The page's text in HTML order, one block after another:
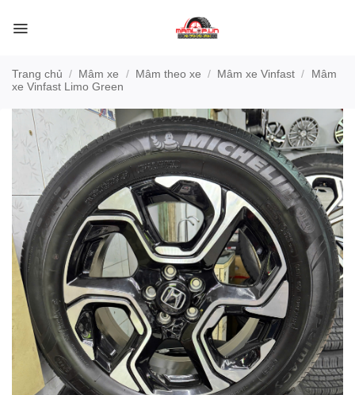
qua
Trang chủ / Mâm xe / Mâm theo xe / Mâm xe Vinfast /
Mâm
xe Vinfast Limo Green